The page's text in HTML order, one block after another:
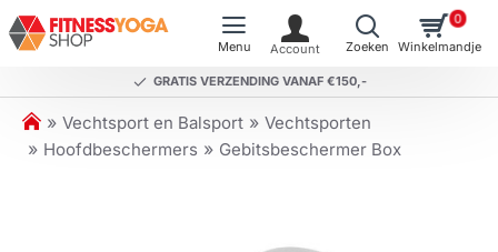
GRATIS VERZENDING VANAF €150,-
0
h
o
Vechtsport en Balsport
Vechtsporten
Hoofdbeschermers
Gebitsbeschermer Box